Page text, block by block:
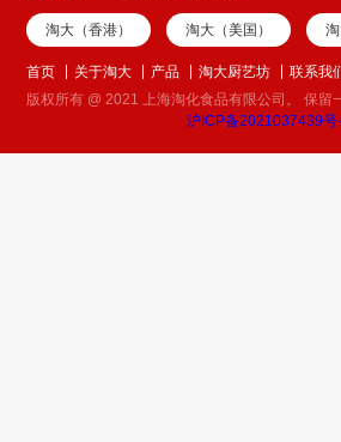
淘大（香港） 淘大（美国）
首页 关于淘大 产品 淘大厨艺坊
联系我
版权所有 @ 2021 上海淘化食品有限公司。 保留
沪ICP备2021037439号